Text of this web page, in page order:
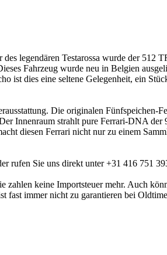
legendären Testarossa wurde der 512
Fahrzeug wurde neu in Belgien
ist dies eine seltene Gelegenheit, ein
Die originalen Fünfspeichen-
Innenraum strahlt pure Ferrari-DNA der
diesen Ferrari nicht nur zu einem
rufen Sie uns direkt unter +31 416 751
keine Importsteuer mehr. Auch
fast immer nicht zu garantieren bei